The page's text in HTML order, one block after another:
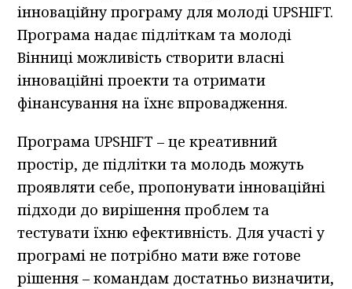
інноваційну програму для молоді UPSHIFT.
Програма надає підліткам та молоді
Вінниці можливість створити власні
інноваційні проекти та отримати
фінансування на їхнє впровадження.
Програма UPSHIFT – це креативний
простір, де підлітки та молодь можуть
проявляти себе, пропонувати інноваційні
підходи до вирішення проблем та
тестувати їхню ефективність. Для участі у
програмі не потрібно мати вже готове
рішення – командам достатньо визначити,